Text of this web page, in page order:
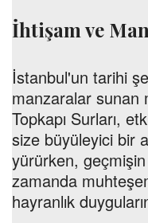
İhtişam ve
İstanbul'un tarihi
manzaralar sunan
Topkapı Surları,
size büyüleyici bir
yürürken,
zamanda
hayranlık